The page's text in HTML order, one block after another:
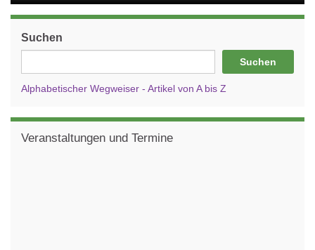
Suchen
Suchen
Alphabetischer Wegweiser - Artikel von A bis Z
Veranstaltungen und Termine